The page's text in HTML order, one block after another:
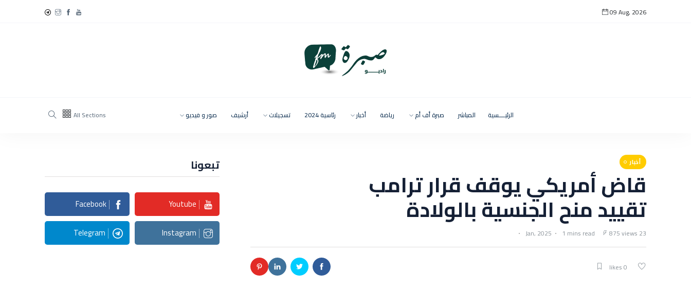
09 Aug, 2026
All Sections الرئيــــسية المباشر صبرة أف أم رياضة أخبار رئاسية 2024 تسجيلات أرشيف صور و فيديو
أخبار
قاض أمريكي يوقف قرار ترامب
تقييد منح الجنسية بالولادة
23 Jan, 2025
1 mins read 875 views
تبعونا
Youtube
Facebook
Instagram
Telegram